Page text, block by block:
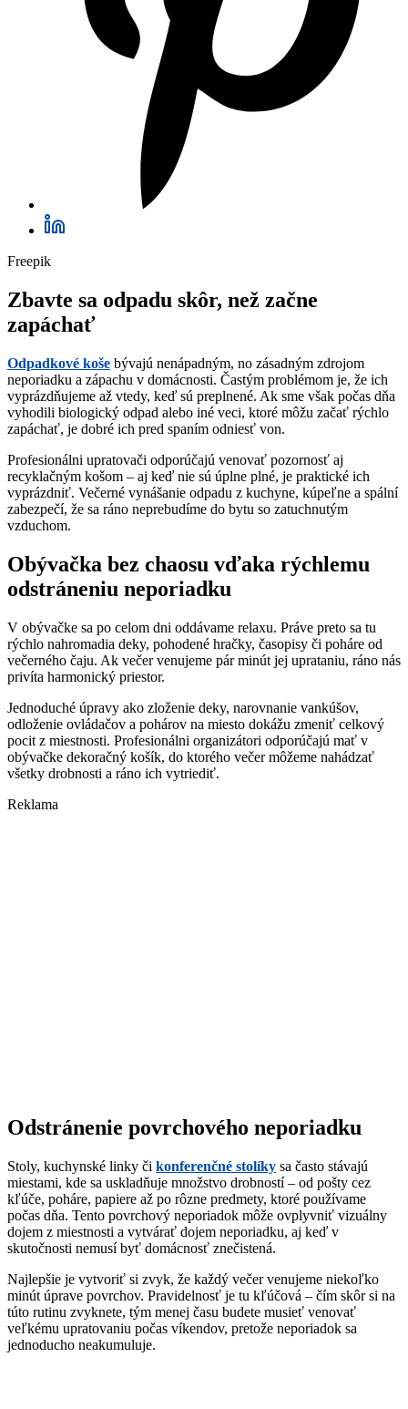
Freepik
Zbavte sa odpadu skôr, než začne
zapáchať
Odpadkové koše bývajú nenápadným, no zásadným zdrojom
neporiadku a zápachu v domácnosti. Častým problémom je, že ich
vyprázdňujeme až vtedy, keď sú preplnené. Ak sme však počas dňa
vyhodili biologický odpad alebo iné veci, ktoré môžu začať rýchlo
zapáchať, je dobré ich pred spaním odniesť von.
Profesionálni upratovači odporúčajú venovať pozornosť aj
recyklačným košom – aj keď nie sú úplne plné, je praktické ich
vyprázdniť. Večerné vynášanie odpadu z kuchyne, kúpeľne a spální
zabezpečí, že sa ráno neprebudíme do bytu so zatuchnutým
vzduchom.
Obývačka bez chaosu vďaka rýchlemu
odstráneniu neporiadku
V obývačke sa po celom dni oddávame relaxu. Práve preto sa tu
rýchlo nahromadia deky, pohodené hračky, časopisy či poháre od
večerného čaju. Ak večer venujeme pár minút jej uprataniu, ráno nás
privíta harmonický priestor.
Jednoduché úpravy ako zloženie deky, narovnanie vankúšov,
odloženie ovládačov a pohárov na miesto dokážu zmeniť celkový
pocit z miestnosti. Profesionálni organizátori odporúčajú mať v
obývačke dekoračný košík, do ktorého večer môžeme nahádzať
všetky drobnosti a ráno ich vytriediť.
Reklama
Odstránenie povrchového neporiadku
Stoly, kuchynské linky či konferenčné stolíky sa často stávajú
miestami, kde sa uskladňuje množstvo drobností – od pošty cez
kľúče, poháre, papiere až po rôzne predmety, ktoré používame
počas dňa. Tento povrchový neporiadok môže ovplyvniť vizuálny
dojem z miestnosti a vytvárať dojem neporiadku, aj keď v
skutočnosti nemusí byť domácnosť znečistená.
Najlepšie je vytvoriť si zvyk, že každý večer venujeme niekoľko
minút úprave povrchov. Pravidelnosť je tu kľúčová – čím skôr si na
túto rutinu zvyknete, tým menej času budete musieť venovať
veľkému upratovaniu počas víkendov, pretože neporiadok sa
jednoducho neakumuluje.